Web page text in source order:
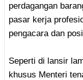
perdagangan
pasar kerja
pengacara dan
Seperti di lansir
khusus Menteri